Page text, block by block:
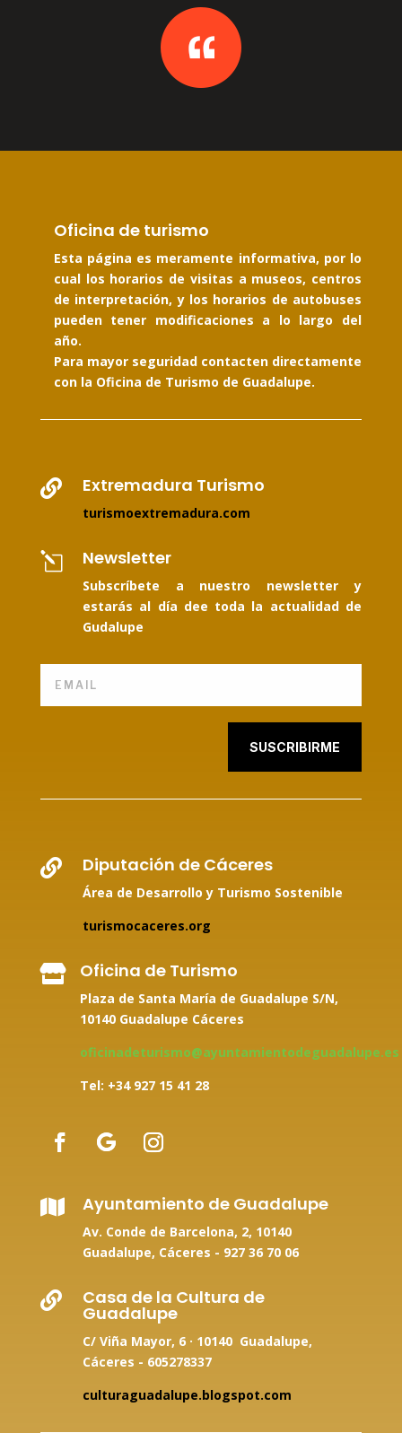
Oficina de turismo
Esta página es meramente informativa, por lo
cual los horarios de visitas a museos, centros
de interpretación, y los horarios de autobuses
pueden tener modificaciones a lo largo del
año.
Para mayor seguridad contacten directamente
con la Oficina de Turismo de Guadalupe.
 Extremadura Turismo
turismoextremadura.com
l Newsletter
Subscríbete a nuestro newsletter y
estarás al día dee toda la actualidad de
Gudalupe
SUSCRIBIRME
 Diputación de Cáceres
Área de Desarrollo y Turismo Sostenible
turismocaceres.org
 Oficina de Turismo
Plaza de Santa María de Guadalupe S/N,
10140 Guadalupe Cáceres
oficinadeturismo@ayuntamientodeguadalupe.es
Tel: +34 927 15 41 28
 Ayuntamiento de Guadalupe
Av. Conde de Barcelona, 2, 10140
Guadalupe, Cáceres - 927 36 70 06
 Casa de la Cultura de
Guadalupe
C/ Viña Mayor, 6 · 10140 Guadalupe,
Cáceres - 605278337
culturaguadalupe.blogspot.com